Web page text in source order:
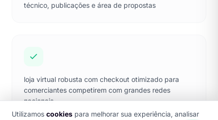
técnico, publicações e área de propostas
loja virtual robusta com checkout otimizado para
comerciantes competirem com grandes redes
nacionais
Utilizamos cookies para melhorar sua experiência, analisar